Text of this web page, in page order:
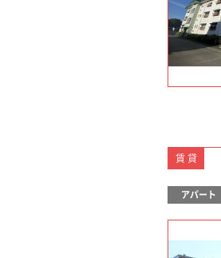
賃貸
アパート